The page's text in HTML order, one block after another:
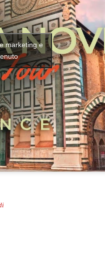
marketing e